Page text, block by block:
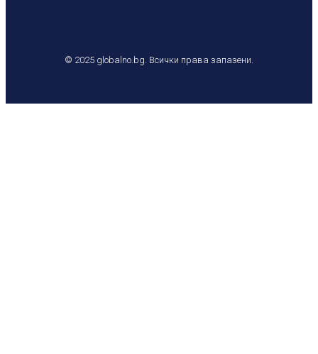
© 2025 globalno.bg. Всички права запазени.